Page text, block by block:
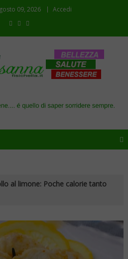
09, 2026 Accedi
al limone: Poche calorie tanto